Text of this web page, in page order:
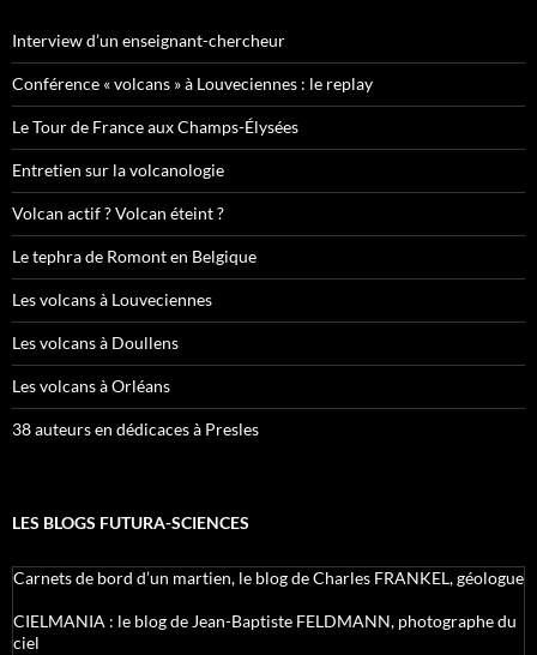
Interview d’un enseignant-chercheur
Conférence « volcans » à Louveciennes : le replay
Le Tour de France aux Champs-Élysées
Entretien sur la volcanologie
Volcan actif ? Volcan éteint ?
Le tephra de Romont en Belgique
Les volcans à Louveciennes
Les volcans à Doullens
Les volcans à Orléans
38 auteurs en dédicaces à Presles
LES BLOGS FUTURA-SCIENCES
Carnets de bord d’un martien, le blog de Charles FRANKEL, géologue
CIELMANIA : le blog de Jean-Baptiste FELDMANN, photographe du
ciel